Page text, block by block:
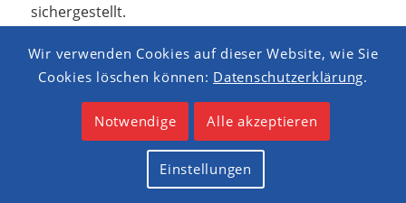
sichergestellt.
Wir nutzen YouTube im Zusammenhang mit der
Funktion „Erweiterter Datenschutzmodus“, um
Rechtsgrundlage ist Art. 6 Abs. 1 lit. f) DSGVO.
Unser berechtigtes Interesse liegt in der
Qualitätsverbesserung unseres Internetauftritts.
Die Funktion „Erweiterter Datenschutzmodus“
Wir verwenden Cookies auf dieser Website, wie Sie
Cookies löschen können: Datenschutzerklärung.
Notwendige Alle akzeptieren
Einstellungen